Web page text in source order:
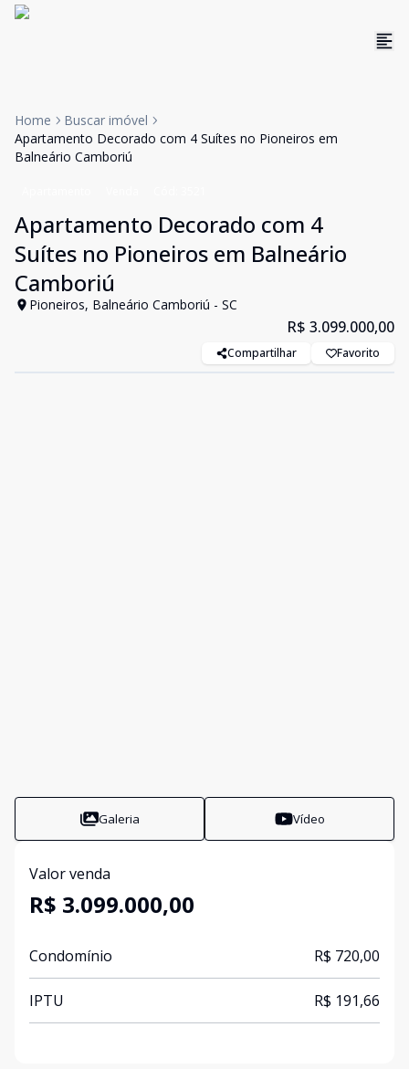
Home
Buscar imóvel
Apartamento Decorado com 4 Suítes no Pioneiros em
Balneário Camboriú
Apartamento Decorado com 4
Suítes no Pioneiros em Balneário
Camboriú
Pioneiros, Balneário Camboriú - SC
R$ 3.099.000,00
Compartilhar Favorito
Galeria Vídeo
Valor venda
R$ 3.099.000,00
Condomínio R$ 720,00
IPTU R$ 191,66